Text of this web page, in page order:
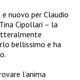
nuovo per Claudio
Cipollari – la
bellissimo e ha
l’anima